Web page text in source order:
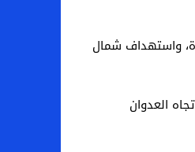
واستهداف شمال
العدوان